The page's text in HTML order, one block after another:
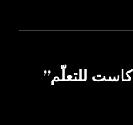
للتعلّم”